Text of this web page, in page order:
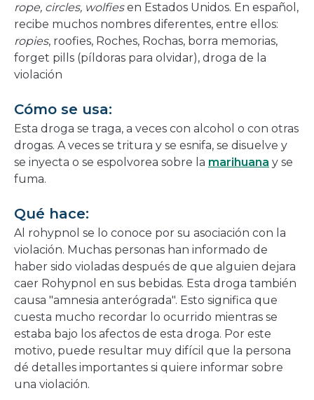
rope, circles, wolfiesen Estados Unidos. En español,
recibe muchos nombres diferentes, entre ellos:
ropies, roofies, Roches, Rochas, borra memorias,
forget pills (píldoras para olvidar), droga de la
violación
Cómo se usa:
Esta droga se traga, a veces con alcohol o con otras
drogas. A veces se tritura y se esnifa, se disuelve y
se inyecta o se espolvorea sobre la marihuana y se
fuma.
Qué hace:
Al rohypnol se lo conoce por su asociación con la
violación. Muchas personas han informado de
haber sido violadas después de que alguien dejara
caer Rohypnol en sus bebidas. Esta droga también
causa "amnesia anterógrada". Esto significa que
cuesta mucho recordar lo ocurrido mientras se
estaba bajo los afectos de esta droga. Por este
motivo, puede resultar muy difícil que la persona
dé detalles importantes si quiere informar sobre
una violación.